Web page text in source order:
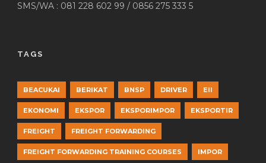
SMS/WA : 081 228 602 99 / 0856 275 333 5
TAGS
BEACUKAI BERIKAT BNSP DRIVER EII
EKONOMI EKSPOR EKSPORIMPOR EKSPORTIR
FREIGHT FREIGHT FORWARDING
FREIGHT FORWARDING TRAINING COURSES IMPOR